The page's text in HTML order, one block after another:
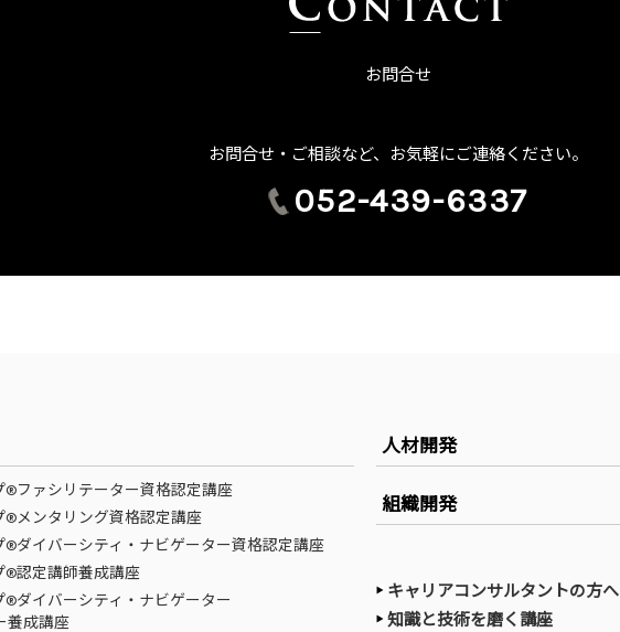
お問合せ
お問合せ・ご相談など、お気軽にご連絡ください。
052-439-6337
ファシリテーター資格認定講座
メンタリング資格認定講座
ダイバーシティ・ナビゲーター資格認定講座
認定講師養成講座
ダイバーシティ・ナビゲーター
養成講座
人材開発
組織開発
キャリアコンサルタントの方へ
知識と技術を磨く講座